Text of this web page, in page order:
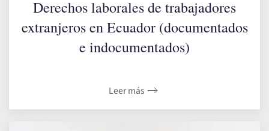
Derechos laborales de trabajadores
extranjeros en Ecuador (documentados
e indocumentados)
Leer más